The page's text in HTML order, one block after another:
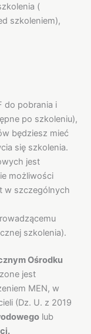
(
szkoleniem),
do pobrania i
po szkoleniu),
będziesz mieć
się szkolenia.
jest
możliwości
w szczególnych
szkolenia).
Ośrodku
jest
MEN, w
(Dz. U. z 2019
lub